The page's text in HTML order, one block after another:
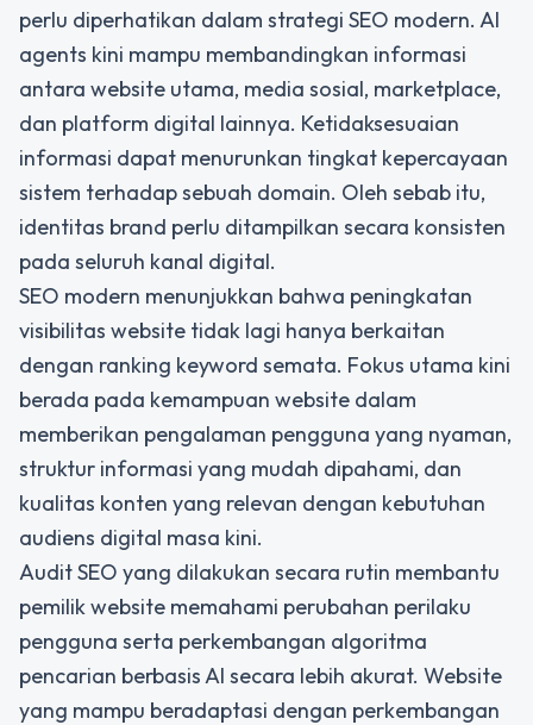
perlu diperhatikan dalam strategi SEO modern. AI
agents kini mampu membandingkan informasi
antara website utama, media sosial, marketplace,
dan platform digital lainnya. Ketidaksesuaian
informasi dapat menurunkan tingkat kepercayaan
sistem terhadap sebuah domain. Oleh sebab itu,
identitas brand perlu ditampilkan secara konsisten
pada seluruh kanal digital.
SEO modern menunjukkan bahwa peningkatan
visibilitas website tidak lagi hanya berkaitan
dengan ranking keyword semata. Fokus utama kini
berada pada kemampuan website dalam
memberikan pengalaman pengguna yang nyaman,
struktur informasi yang mudah dipahami, dan
kualitas konten yang relevan dengan kebutuhan
audiens digital masa kini.
Audit SEO yang dilakukan secara rutin membantu
pemilik website memahami perubahan perilaku
pengguna serta perkembangan algoritma
pencarian berbasis AI secara lebih akurat. Website
yang mampu beradaptasi dengan perkembangan